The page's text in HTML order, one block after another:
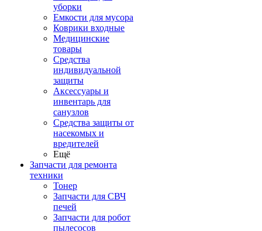
уборки
Емкости для мусора
Коврики входные
Медицинские
товары
Средства
индивидуальной
защиты
Аксессуары и
инвентарь для
санузлов
Средства защиты от
насекомых и
вредителей
Ещё
Запчасти для ремонта
техники
Тонер
Запчасти для СВЧ
печей
Запчасти для робот
пылесосов